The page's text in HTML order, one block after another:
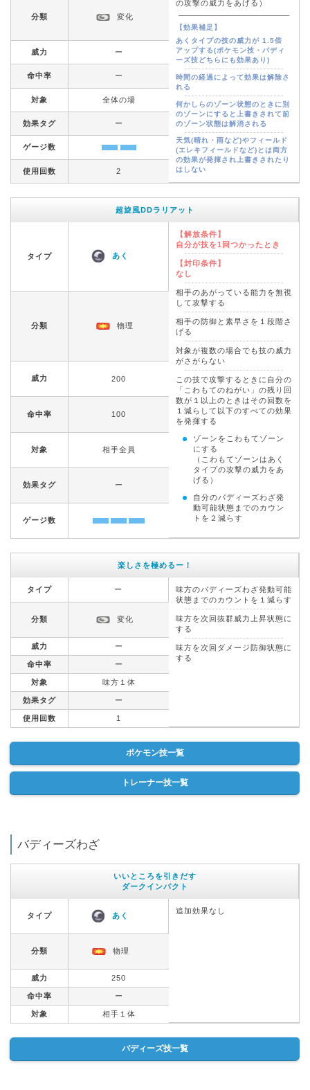
の攻撃の威力をあげる）
【効果補足】
あくタイプの技の威力が 1.5倍
アップする(ポケモン技・バディ
ーズ技どちらにも効果あり)
時間の経過によって効果は解除さ
れる
何かしらのゾーン状態のときに別
のゾーンにすると上書きされて前
のゾーン状態は解消される
天気(晴れ・雨など)やフィールド
(エレキフィールドなど)とは両方
の効果が発揮され上書きされたり
はしない
分類 変化
威力 ー
命中率 ー
対象 全体の場
効果タグ ー
ゲージ数
使用回数 2
超旋風DDラリアット
タイプ あく
【解放条件】
自分が技を1回つかったとき
【封印条件】
なし
相手のあがっている能力を無視
して攻撃する
相手の防御と素早さを１段階さ
げる
対象が複数の場合でも技の威力
がさがらない
この技で攻撃するときに自分の
「こわもてのねがい」の残り回
数が１以上のときはその回数を
１減らして以下のすべての効果
を発揮する
ゾーンをこわもてゾーン
にする
（こわもてゾーンはあく
タイプの攻撃の威力をあ
げる）
自分のバディーズわざ発
動可能状態までのカウン
トを２減らす
分類 物理
威力 200
命中率 100
対象 相手全員
効果タグ ー
ゲージ数
楽しさを極めるー！
タイプ ー
味方のバディーズわざ発動可能
状態までのカウントを１減らす
味方を次回抜群威力上昇状態に
する
味方を次回ダメージ防御状態に
する
分類 変化
威力 ー
命中率 ー
対象 味方１体
効果タグ ー
使用回数 1
ポケモン技一覧
トレーナー技一覧
バディーズわざ
いいところを引きだす
ダークインパクト
タイプ あく
追加効果なし
分類 物理
威力 250
命中率 ー
対象 相手１体
バディーズ技一覧